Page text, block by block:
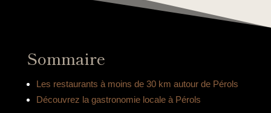
Sommaire
Les restaurants à moins de 30 km autour de Pérols
Découvrez la gastronomie locale à Pérols